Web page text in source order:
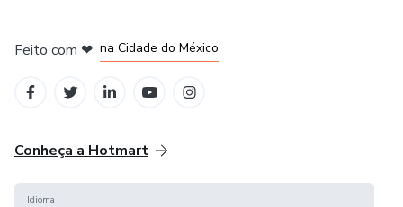
Feito com ❤ na Cidade do México
Conheça a Hotmart
Idioma